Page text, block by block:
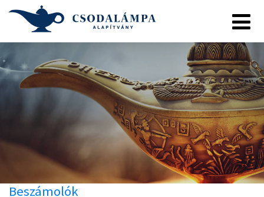
Beszámolók